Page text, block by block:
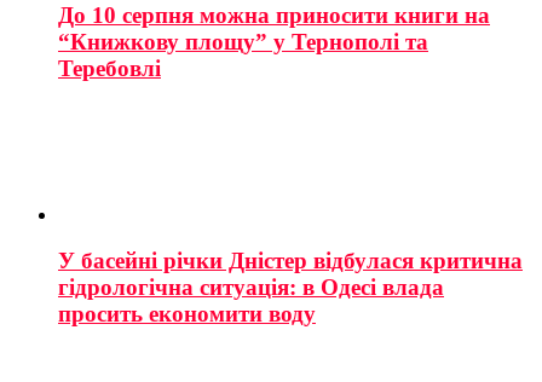
До 10 серпня можна приносити книги на
“Книжкову площу” у Тернополі та
Теребовлі
У басейні річки Дністер відбулася критична
гідрологічна ситуація: в Одесі влада
просить економити воду